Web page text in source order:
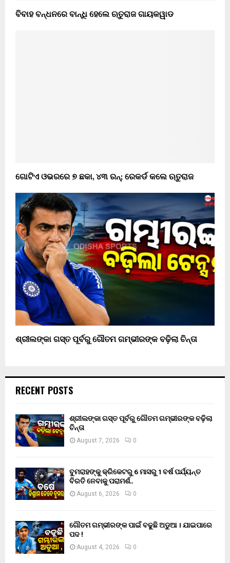
ବିବାହ ବନ୍ଧନରେ ବାନ୍ଧି ହେଲେ ଋତୁରାଜ ଗାୟକୱାଡ
ଗୋଟିଏ ଓଭରରେ ୭ ଛକା, ୪୩ ରନ୍; ରେକର୍ଡ କଲେ ଋତୁରାଜ
ଶ୍ରୀଲଙ୍କା ଗସ୍ତ ପୂର୍ବରୁ ଗୌତମ ଗମ୍ଭୀରଙ୍କ ବଢ଼ିଲା ଚିନ୍ତା
RECENT POSTS
ଶ୍ରୀଲଙ୍କା ଗସ୍ତ ପୂର୍ବରୁ ଗୌତମ ଗମ୍ଭୀରଙ୍କ ବଢ଼ିଲା
ଚିନ୍ତା
August 7, 2026 0
ବୁମରାହଙ୍କୁ କ୍ରିକେଟରୁ 6 ମାସରୁ 1 ବର୍ଷ ପର୍ଯ୍ୟନ୍ତ
ବିରତି ନେବାକୁ ପରାମର୍ଶ..
August 6, 2026 0
ଗୌତମ ଗମ୍ଭୀରଙ୍କ ପାଇଁ ବଢୁଛି ଅଡୁଆ । ଯାଇପାରେ
ପଦ !
August 4, 2026 0